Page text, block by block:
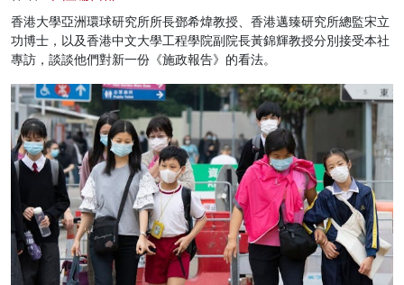
香港大學亞洲環球研究所所長鄧希煒教授、香港邁臻研究所總監宋立
功博士，以及香港中文大學工程學院副院長黃錦輝教授分別接受本社
專訪，談談他們對新一份《施政報告》的看法。